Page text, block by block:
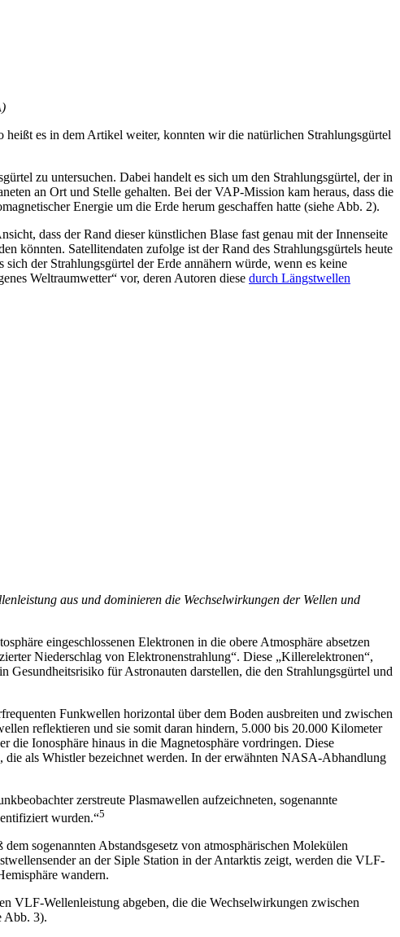
es in dem Artikel weiter, konnten wir die natürlichen Strahlungsgürtel
zu untersuchen. Dabei handelt es sich um den Strahlungsgürtel, der in
an Ort und Stelle gehalten. Bei der VAP-Mission kam heraus, dass die
Energie um die Erde herum geschaffen hatte (siehe Abb. 2).
dass der Rand dieser künstlichen Blase fast genau mit der Innenseite
könnten. Satellitendaten zufolge ist der Rand des Strahlungsgürtels heute
der Strahlungsgürtel der Erde annähern würde, wenn es keine
Weltraumwetter“ vor, deren Autoren diese durch Längstwellen
aus und dominieren die Wechselwirkungen der Wellen und
eingeschlossenen Elektronen in die obere Atmosphäre absetzen
Niederschlag von Elektronenstrahlung“. Diese „Killerelektronen“,
für Astronauten darstellen, die den Strahlungsgürtel und
Funkwellen horizontal über dem Boden ausbreiten und zwischen
reflektieren und sie somit daran hindern, 5.000 bis 20.000 Kilometer
die Ionosphäre hinaus in die Magnetosphäre vordringen. Diese
die als Whistler bezeichnet werden. In der erwähnten NASA-Abhandlung
zerstreute Plasmawellen aufzeichneten, sogenannte
wurden.“5
sogenannten Abstandsgesetz von atmosphärischen Molekülen
an der Siple Station in der Antarktis zeigt, werden die VLF-
wandern.
VLF-Wellenleistung abgeben, die die Wechselwirkungen zwischen
Abb. 3).